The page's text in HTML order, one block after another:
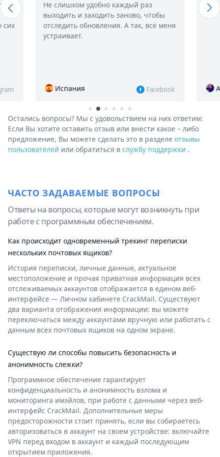
Не слишком удобно каждый раз
выходить и заходить заново, чтобы
отследить обновления. А так, всё меня
устраивает.
Испания Facebook
Остались вопросы? Мы с удовольствием на них ответим:
Если Вы хотите оставить отзыв или внести какое – либо
предложение, Вы можете сделать это в разделе отзывы
пользователей или обратиться в службу поддержки .
ЧАСТО ЗАДАВАЕМЫЕ ВОПРОСЫ
Ответы на вопросы, которые могут возникнуть при
работе с программным обеспечением.
Как происходит одновременный трекинг переписки
нескольких почтовых ящиков?
История переписки, личные данные, актуальное
местоположение и прочая приватная информация всех
отслеживаемых аккаунтов отображается в едином веб-
интерфейсе — Личном кабинете CrackMail. Существуют
два варианта отображения информации: вы можете
переключаться между аккаунтами вручную или работать с
данным всех почтовых ящиков на одном экране.
Существую ли способы повысить безопасность и
анонимность слежки?
Программное обеспечение гарантирует
конфиденциальность и анонимность взлома и
мониторинга имэйлов, при работе с данными через веб-
интерфейс CrackMail. Дополнительные меры
предосторожности стоит принять, если вы собираетесь
авторизоваться в аккаунт на своем устройстве: включайте
VPN перед входом в аккаунт и каждый последующим
открытием приложения.